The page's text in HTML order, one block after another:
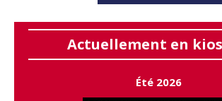
Actuellement en
Été 2026